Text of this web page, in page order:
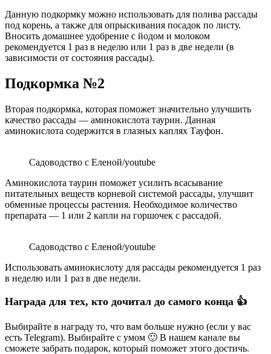
Данную подкормку можно использовать для полива рассады
под корень, а также для опрыскивания посадок по листу.
Вносить домашнее удобрение с йодом и молоком
рекомендуется 1 раз в неделю или 1 раз в две недели (в
зависимости от состояния рассады).
Подкормка №2
Вторая подкормка, которая поможет значительно улучшить
качество рассады — аминокислота таурин. Данная
аминокислота содержится в глазных каплях Тауфон.
Садоводство с Еленой/youtube
Аминокислота таурин поможет усилить всасывание
питательных веществ корневой системой рассады, улучшит
обменные процессы растения. Необходимое количество
препарата — 1 или 2 капли на горшочек с рассадой.
Садоводство с Еленой/youtube
Использовать аминокислоту для рассады рекомендуется 1 раз
в неделю или 1 раз в две недели.
Награда для тех, кто дочитал до самого конца 👍
Выбирайте в награду то, что вам больше нужно (если у вас
есть Telegram). Выбирайте с умом 🙂 В нашем канале вы
сможете забрать подарок, который поможет этого достичь.